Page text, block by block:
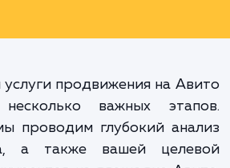
то, что делает
это может
главное, продаж.